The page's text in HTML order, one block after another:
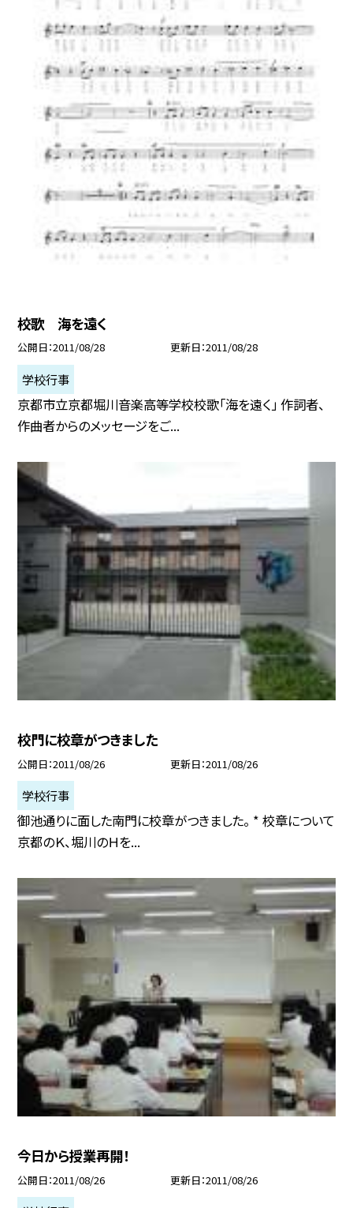
校歌 海を遠く
公開日 2011/08/28 更新日 2011/08/28
学校行事
京都市立京都堀川音楽高等学校校歌「海を遠く」 作詞者、
作曲者からのメッセージをご...
校門に校章がつきました
公開日 2011/08/26 更新日 2011/08/26
学校行事
御池通りに面した南門に校章がつきました。 * 校章について
京都のＫ、堀川のＨを...
今日から授業再開！
公開日 2011/08/26 更新日 2011/08/26